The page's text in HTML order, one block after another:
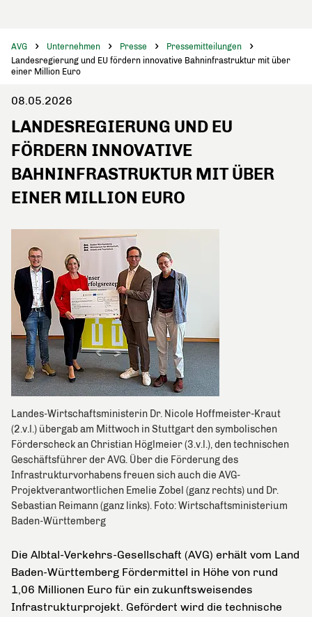
AVG Unternehmen Presse
Pressemitteilungen
Landesregierung und EU fördern innovative Bahninfrastruktur mit über
einer Million Euro
08.05.2026
LANDESREGIERUNG UND EU
FÖRDERN INNOVATIVE
BAHNINFRASTRUKTUR MIT ÜBER
EINER MILLION EURO
Landes-Wirtschaftsministerin Dr. Nicole Hoffmeister-Kraut
(2.v.l.) übergab am Mittwoch in Stuttgart den symbolischen
Förderscheck an Christian Höglmeier (3.v.l.), den technischen
Geschäftsführer der AVG. Über die Förderung des
Infrastrukturvorhabens freuen sich auch die AVG-
Projektverantwortlichen Emelie Zobel (ganz rechts) und Dr.
Sebastian Reimann (ganz links). Foto: Wirtschaftsministerium
Baden-Württemberg
Die Albtal-Verkehrs-Gesellschaft (AVG) erhält vom Land
Baden-Württemberg Fördermittel in Höhe von rund
1,06 Millionen Euro für ein zukunftsweisendes
Infrastrukturprojekt. Gefördert wird die technische